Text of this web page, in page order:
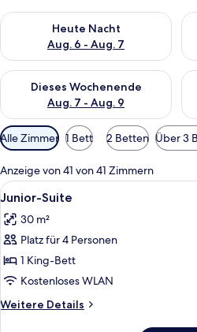
Heute Nacht
Aug. 6 - Aug. 7
Überprüfe die Verfügbarkeit für
Dieses Wochenende
Aug. 7 - Aug. 9
Überprüfe die Verfügbarkeit für
Verfügbare
Filter
für
Zimmer
Alle Zimmer 1 Bett 2 Betten Über 3
Anzeige von 41 von 41 Zimmern
Alle
Fotos
für
Junior-
Suite
anzeigen
4
Junior-Suite
30 m²
Platz für 4 Personen
1 King-Bett
Kostenloses WLAN
Weitere Details
Weitere